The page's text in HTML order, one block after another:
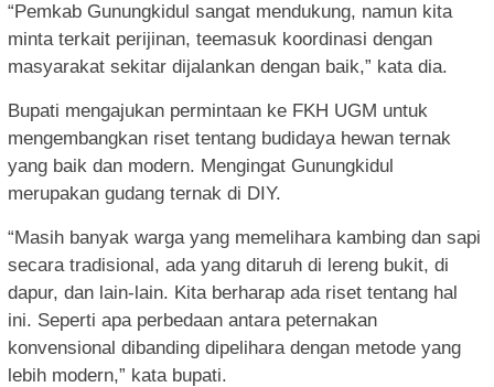
“Pemkab Gunungkidul sangat mendukung, namun kita
minta terkait perijinan, teemasuk koordinasi dengan
masyarakat sekitar dijalankan dengan baik,” kata dia.
Bupati mengajukan permintaan ke FKH UGM untuk
mengembangkan riset tentang budidaya hewan ternak
yang baik dan modern. Mengingat Gunungkidul
merupakan gudang ternak di DIY.
“Masih banyak warga yang memelihara kambing dan sapi
secara tradisional, ada yang ditaruh di lereng bukit, di
dapur, dan lain-lain. Kita berharap ada riset tentang hal
ini. Seperti apa perbedaan antara peternakan
konvensional dibanding dipelihara dengan metode yang
lebih modern,” kata bupati.